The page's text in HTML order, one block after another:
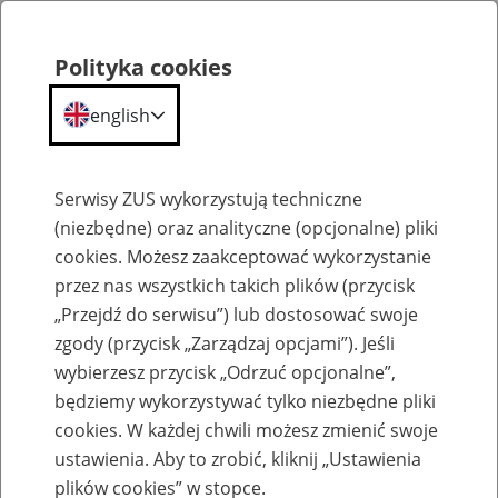
Szkolenia
Zaproś ZUS do siebie: Aktywni 50+
Polityka cookies
english
Serwisy ZUS wykorzystują techniczne
(niezbędne) oraz analityczne (opcjonalne) pliki
cookies. Możesz zaakceptować wykorzystanie
przez nas wszystkich takich plików (przycisk
„Przejdź do serwisu”) lub dostosować swoje
zgody (przycisk „Zarządzaj opcjami”). Jeśli
wybierzesz przycisk „Odrzuć opcjonalne”,
będziemy wykorzystywać tylko niezbędne pliki
cookies. W każdej chwili możesz zmienić swoje
ustawienia. Aby to zrobić, kliknij „Ustawienia
plików cookies” w stopce.